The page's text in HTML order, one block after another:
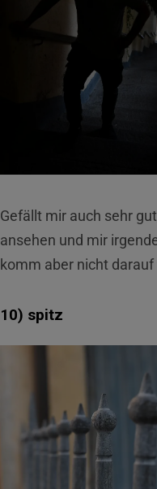
Gefällt mir auch sehr
ansehen und mir
komm aber nicht darauf
10) spitz